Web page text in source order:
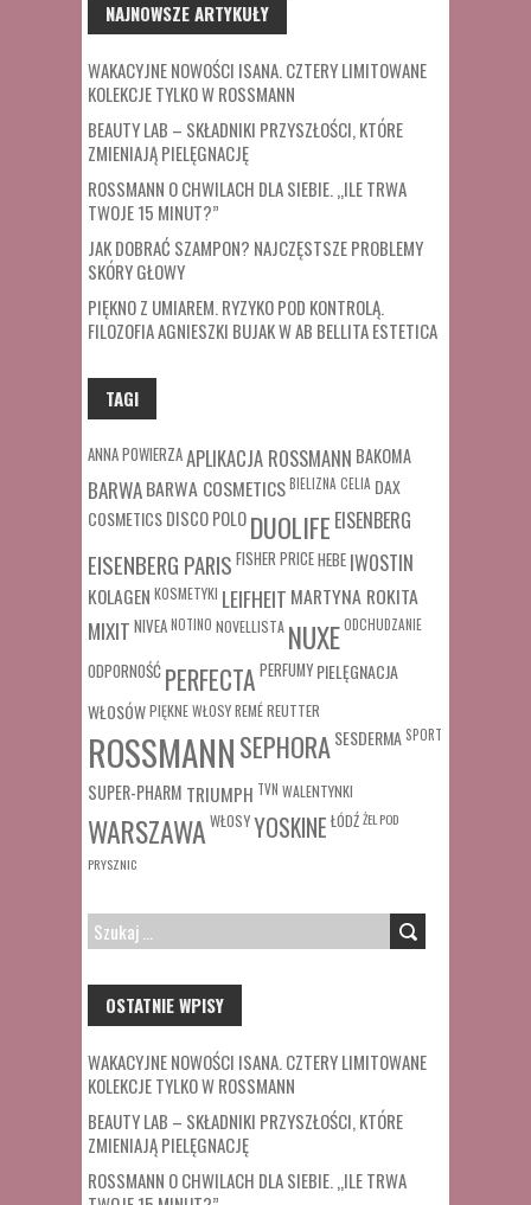
NAJNOWSZE ARTYKUŁY
WAKACYJNE NOWOŚCI ISANA. CZTERY LIMITOWANE
KOLEKCJE TYLKO W ROSSMANN
BEAUTY LAB – SKŁADNIKI PRZYSZŁOŚCI, KTÓRE
ZMIENIAJĄ PIELĘGNACJĘ
ROSSMANN O CHWILACH DLA SIEBIE. „ILE TRWA
TWOJE 15 MINUT?”
JAK DOBRAĆ SZAMPON? NAJCZĘSTSZE PROBLEMY
SKÓRY GŁOWY
PIĘKNO Z UMIAREM. RYZYKO POD KONTROLĄ.
FILOZOFIA AGNIESZKI BUJAK W AB BELLITA ESTETICA
TAGI
ANNA POWIERZAAPLIKACJA ROSSMANN BAKOMA
BARWABARWA COSMETICSBIELIZNA CELIA DAX
COSMETICSDISCO POLODUOLIFE EISENBERG
EISENBERG PARIS FISHER PRICEHEBE IWOSTIN
KOLAGEN KOSMETYKI LEIFHEIT MARTYNA ROKITA
MIXIT NIVEANOTINO NOVELLISTA NUXEODCHUDZANIE
ODPORNOŚĆ PERFECTA PERFUMY PIELĘGNACJA
WŁOSÓWPIĘKNE WŁOSYREMÉREUTTER
ROSSMANNSEPHORASESDERMA SPORT
SUPER-PHARM TRIUMPH TVN WALENTYNKI
WARSZAWA WŁOSYYOSKINE ŁÓDŹŻEL POD
PRYSZNIC
SZUKAJ:
OSTATNIE WPISY
WAKACYJNE NOWOŚCI ISANA. CZTERY LIMITOWANE
KOLEKCJE TYLKO W ROSSMANN
BEAUTY LAB – SKŁADNIKI PRZYSZŁOŚCI, KTÓRE
ZMIENIAJĄ PIELĘGNACJĘ
ROSSMANN O CHWILACH DLA SIEBIE. „ILE TRWA